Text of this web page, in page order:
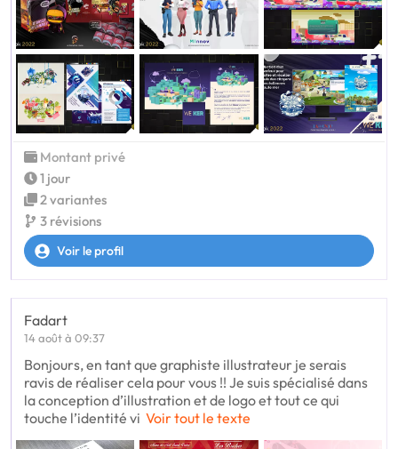
Montant privé
1 jour
2 variantes
3 révisions
Voir le profil
Fadart
14 août à 09:37
Bonjours, en tant que graphiste illustrateur je serais
ravis de réaliser cela pour vous !! Je suis spécialisé dans
la conception d’illustration et de logo et tout ce qui
touche l’identité vi Voir tout le texte